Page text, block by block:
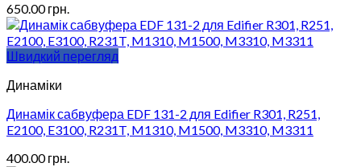
650.00грн.
Швидкий перегляд
Динаміки
Динамік сабвуфера EDF 131-2 для Edifier R301, R251,
E2100, E3100, R231T, M1310, M1500, M3310, M3311
400.00грн.